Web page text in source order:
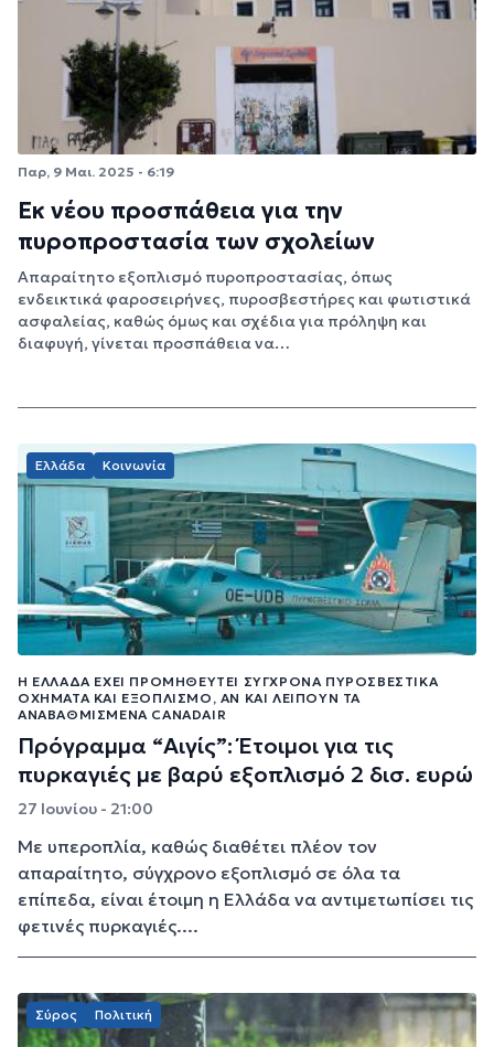
Παρ, 9 Μαι. 2025 - 6:19
Εκ νέου προσπάθεια για την
πυροπροστασία των σχολείων
Απαραίτητο εξοπλισμό πυροπροστασίας, όπως
ενδεικτικά φαροσειρήνες, πυροσβεστήρες και φωτιστικά
ασφαλείας, καθώς όμως και σχέδια για πρόληψη και
διαφυγή, γίνεται προσπάθεια να…
Ελλάδα Κοινωνία
Η ΕΛΛΆΔΑ ΈΧΕΙ ΠΡΟΜΗΘΕΥΤΕΊ ΣΎΓΧΡΟΝΑ ΠΥΡΟΣΒΕΣΤΙΚΆ
ΟΧΉΜΑΤΑ ΚΑΙ ΕΞΟΠΛΙΣΜΌ, ΑΝ ΚΑΙ ΛΕΊΠΟΥΝ ΤΑ
ΑΝΑΒΑΘΜΙΣΜΈΝΑ CANADAIR
Πρόγραμμα “Αιγίς”: Έτοιμοι για τις
πυρκαγιές με βαρύ εξοπλισμό 2 δισ. ευρώ
27 Ιουνίου - 21:00
Με υπεροπλία, καθώς διαθέτει πλέον τον
απαραίτητο, σύγχρονο εξοπλισμό σε όλα τα
επίπεδα, είναι έτοιμη η Ελλάδα να αντιμετωπίσει τις
φετινές πυρκαγιές....
Σύρος Πολιτική